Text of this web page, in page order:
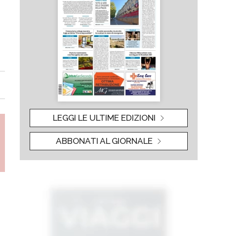
LEGGI LE ULTIME EDIZIONI
ABBONATI AL GIORNALE